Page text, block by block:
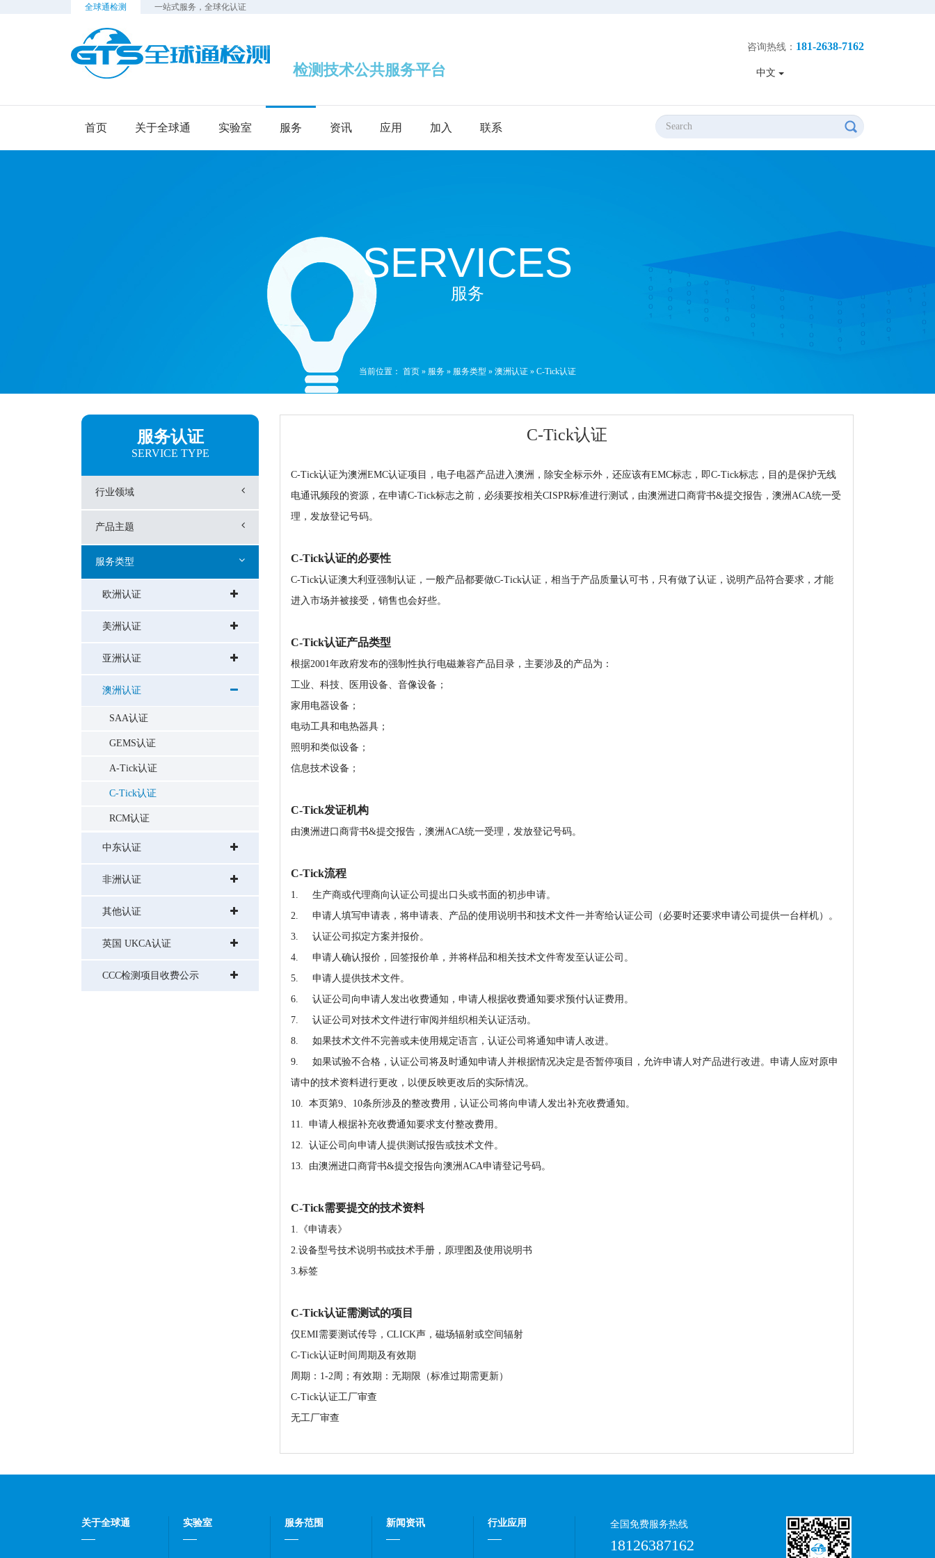
全球通检测 一站式服务，全球化认证
检测技术公共服务平台
咨询热线： 181-2638-7162
中文
首页 关于全球通 实验室 服务 资讯 应用 加入 联系
SERVICES
服务
当前位置： 首页 » 服务 » 服务类型 » 澳洲认证 » C-Tick认证
服务认证
SERVICE TYPE
行业领域
产品主题
服务类型
欧洲认证
美洲认证
亚洲认证
澳洲认证
SAA认证
GEMS认证
A-Tick认证
C-Tick认证
RCM认证
中东认证
非洲认证
其他认证
英国 UKCA认证
CCC检测项目收费公示
C-Tick认证
C-Tick认证为澳洲EMC认证项目，电子电器产品进入澳洲，除安全标示外，还应该有EMC标志，即C-Tick标志，目的是保护无线
电通讯频段的资源，在申请C-Tick标志之前，必须要按相关CISPR标准进行测试，由澳洲进口商背书&提交报告，澳洲ACA统一受
理，发放登记号码。
C-Tick认证的必要性
C-Tick认证澳大利亚强制认证，一般产品都要做C-Tick认证，相当于产品质量认可书，只有做了认证，说明产品符合要求，才能
进入市场并被接受，销售也会好些。
C-Tick认证产品类型
根据2001年政府发布的强制性执行电磁兼容产品目录，主要涉及的产品为：
工业、科技、医用设备、音像设备；
家用电器设备；
电动工具和电热器具；
照明和类似设备；
信息技术设备；
C-Tick发证机构
由澳洲进口商背书&提交报告，澳洲ACA统一受理，发放登记号码。
C-Tick流程
1. 生产商或代理商向认证公司提出口头或书面的初步申请。
2. 申请人填写申请表，将申请表、产品的使用说明书和技术文件一并寄给认证公司（必要时还要求申请公司提供一台样机）。
3. 认证公司拟定方案并报价。
4. 申请人确认报价，回签报价单，并将样品和相关技术文件寄发至认证公司。
5. 申请人提供技术文件。
6. 认证公司向申请人发出收费通知，申请人根据收费通知要求预付认证费用。
7. 认证公司对技术文件进行审阅并组织相关认证活动。
8. 如果技术文件不完善或未使用规定语言，认证公司将通知申请人改进。
9. 如果试验不合格，认证公司将及时通知申请人并根据情况决定是否暂停项目，允许申请人对产品进行改进。申请人应对原申
请中的技术资料进行更改，以便反映更改后的实际情况。
10. 本页第9、10条所涉及的整改费用，认证公司将向申请人发出补充收费通知。
11. 申请人根据补充收费通知要求支付整改费用。
12. 认证公司向申请人提供测试报告或技术文件。
13. 由澳洲进口商背书&提交报告向澳洲ACA申请登记号码。
C-Tick需要提交的技术资料
1.《申请表》
2.设备型号技术说明书或技术手册，原理图及使用说明书
3.标签
C-Tick认证需测试的项目
仅EMI需要测试传导，CLICK声，磁场辐射或空间辐射
C-Tick认证时间周期及有效期
周期：1-2周；有效期：无期限（标准过期需更新）
C-Tick认证工厂审查
无工厂审查
关于全球通 实验室 服务范围 新闻资讯 行业应用 全国免费服务热线
18126387162